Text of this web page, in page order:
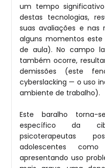
um tempo
destas tecnologias,
suas avaliações e nas
alguns momentos
de aula). No campo
também ocorre,
demissões (este
cyberslacking — o uso
ambiente de trabalho).
Este baralho torna-
específico da
psicoterapeutas
adolescentes
apresentando uso